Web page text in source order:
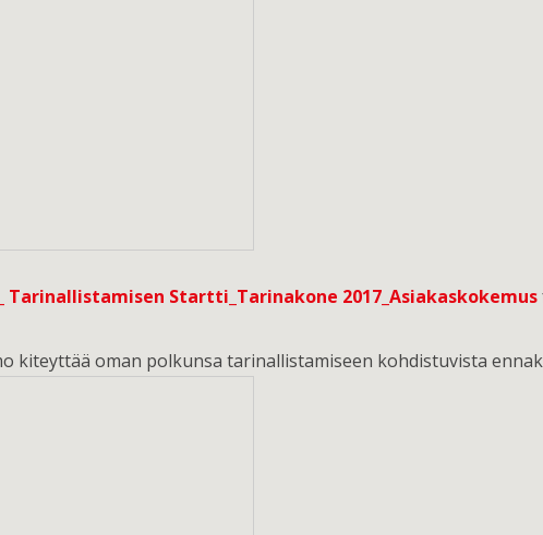
Tarinallistamisen Startti_Tarinakone 2017_Asiakaskokemus
kiteyttää oman polkunsa tarinallistamiseen kohdistuvista